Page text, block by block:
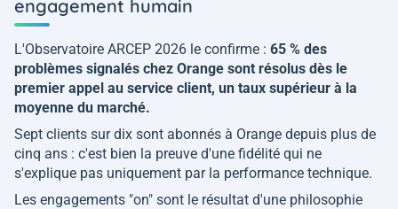
engagement humain
L'Observatoire ARCEP 2026 le confirme : 65 % des
problèmes signalés chez Orange sont résolus dès le
premier appel au service client, un taux supérieur à la
moyenne du marché.
Sept clients sur dix sont abonnés à Orange depuis plus de
cinq ans : c'est bien la preuve d'une fidélité qui ne
s'explique pas uniquement par la performance technique.
Les engagements "on" sont le résultat d'une philosophie